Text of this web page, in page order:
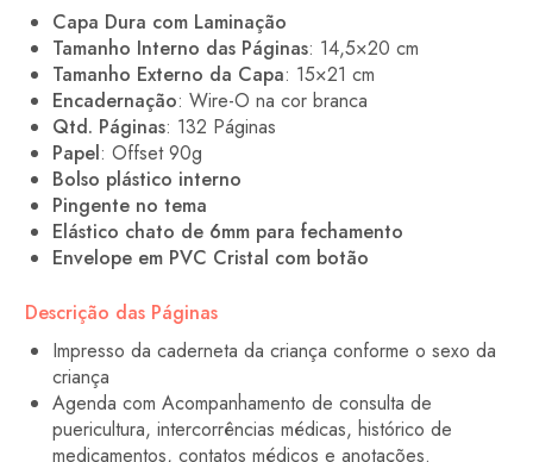
Capa Dura com Laminação
Tamanho Interno das Páginas: 14,5×20 cm
Tamanho Externo da Capa: 15×21 cm
Encadernação: Wire-O na cor branca
Qtd. Páginas: 132 Páginas
Papel: Offset 90g
Bolso plástico interno
Pingente no tema
Elástico chato de 6mm para fechamento
Envelope em PVC Cristal com botão
Descrição das Páginas
Impresso da caderneta da criança conforme o sexo da
criança
Agenda com Acompanhamento de consulta de
puericultura, intercorrências médicas, histórico de
medicamentos, contatos médicos e anotações.